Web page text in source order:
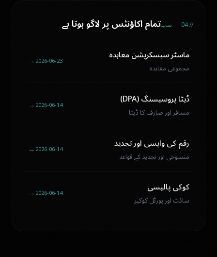
// 04 — سب تمام اکاؤنٹس پر لاگو ہوتا ہے
ماسٹر سبسکرپشن معاہدہ
مجموعی معاہدہ
2026-06-23
←
ڈیٹا پروسیسنگ (DPA)
مسافر اور صارف کا ڈیٹا
2026-06-14
←
رقم کی واپسی اور تجدید
منسوخی اور تجدید کے قواعد
2026-06-14
←
کوکی پالیسی
سائٹ اور پورٹل کوکیز
2026-06-14
←